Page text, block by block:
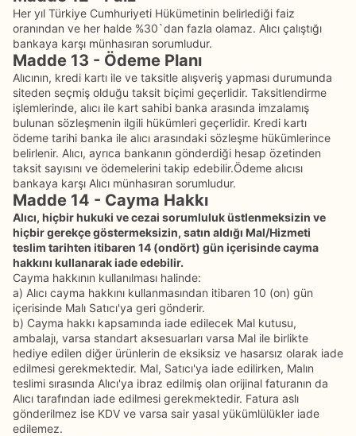
Her yıl Türkiye Cumhuriyeti Hükümetinin belirlediği faiz
oranından ve her halde %30`dan fazla olamaz. Alıcı çalıştığı
bankaya karşı münhasıran sorumludur.
Madde 13 - Ödeme Planı
Alıcının, kredi kartı ile ve taksitle alışveriş yapması durumunda
siteden seçmiş olduğu taksit biçimi geçerlidir. Taksitlendirme
işlemlerinde, alıcı ile kart sahibi banka arasında imzalamış
bulunan sözleşmenin ilgili hükümleri geçerlidir. Kredi kartı
ödeme tarihi banka ile alıcı arasındaki sözleşme hükümlerince
belirlenir. Alıcı, ayrıca bankanın gönderdiği hesap özetinden
taksit sayısını ve ödemelerini takip edebilir.Ödeme alıcısı
bankaya karşı Alıcı münhasıran sorumludur.
Madde 14 - Cayma Hakkı
Alıcı, hiçbir hukuki ve cezai sorumluluk üstlenmeksizin ve
hiçbir gerekçe göstermeksizin, satın aldığı Mal/Hizmeti
teslim tarihten itibaren 14 (ondört) gün içerisinde cayma
hakkını kullanarak iade edebilir.
Cayma hakkının kullanılması halinde:
a) Alıcı cayma hakkını kullanmasından itibaren 10 (on) gün
içerisinde Malı Satıcı'ya geri gönderir.
b) Cayma hakkı kapsamında iade edilecek Mal kutusu,
ambalajı, varsa standart aksesuarları varsa Mal ile birlikte
hediye edilen diğer ürünlerin de eksiksiz ve hasarsız olarak iade
edilmesi gerekmektedir. Mal, Satıcı'ya iade edilirken, Malın
teslimi sırasında Alıcı'ya ibraz edilmiş olan orijinal faturanın da
Alıcı tarafından iade edilmesi gerekmektedir. Fatura aslı
gönderilmez ise KDV ve varsa sair yasal yükümlülükler iade
edilemez.